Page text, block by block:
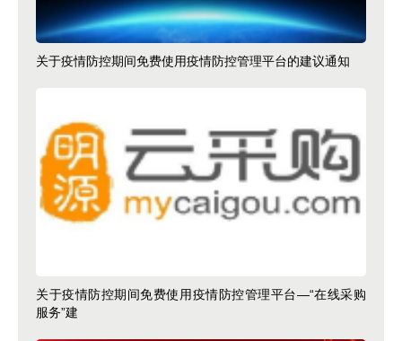
关于疫情防控期间免费使用疫情防控管理平台的建议通知
关于疫情防控期间免费使用疫情防控管理平台—“在线采购
服务”建